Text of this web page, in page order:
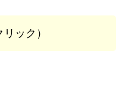
ック）